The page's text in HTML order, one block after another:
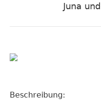
Juna
Beschreibung: